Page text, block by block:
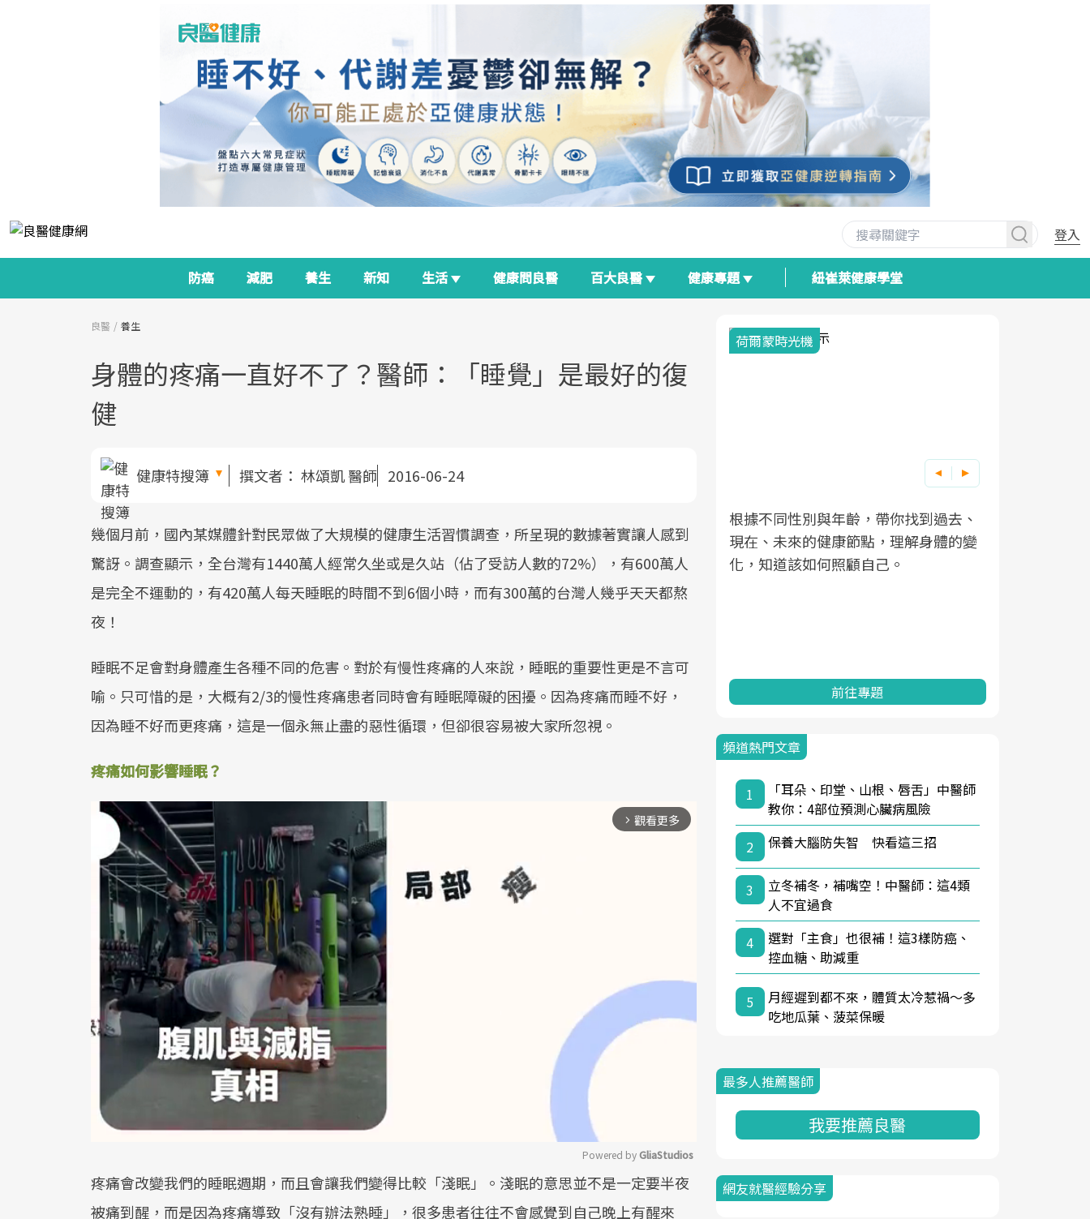
登入
防癌 減肥 養生 新知 生活 健康問良醫 百大良醫 健康專題 紐崔萊健康學堂
良醫 養生
身體的疼痛一直好不了？醫師：「睡覺」是最好的復
健
健康特搜簿 撰文者： 林頌凱 醫師 2016-06-24
幾個月前，國內某媒體針對民眾做了大規模的健康生活習慣調查，所呈現的數據著實讓人感到
驚訝。調查顯示，全台灣有1440萬人經常久坐或是久站（佔了受訪人數的72%），有600萬人
是完全不運動的，有420萬人每天睡眠的時間不到6個小時，而有300萬的台灣人幾乎天天都熬
夜！
睡眠不足會對身體產生各種不同的危害。對於有慢性疼痛的人來說，睡眠的重要性更是不言可
喻。只可惜的是，大概有2/3的慢性疼痛患者同時會有睡眠障礙的困擾。因為疼痛而睡不好，
因為睡不好而更疼痛，這是一個永無止盡的惡性循環，但卻很容易被大家所忽視。
疼痛如何影響睡眠？
arrow_forward_ios 觀看更多
Mute
Powered by GliaStudios
疼痛會改變我們的睡眠週期，而且會讓我們變得比較「淺眠」。淺眠的意思並不是一定要半夜
被痛到醒，而是因為疼痛導致「沒有辦法熟睡」，很多患者往往不會感覺到自己晚上有醒來
邁向「健康照護」的新時代。隨著國家
政策如「健康台灣推動委員會」與「長
照3.0」的推進，「預防醫學」已成全民
前往專題
健康新生活」，從講座、體驗到運動，
全面啟動你的健康革命！
前往專題
發，透過醫學觀點與日常感受的對話，
建立對亞健康的認知，進而引導實際的
改善行動。
前往專題
荷爾蒙時光機
根據不同性別與年齡，帶你找到過去、
現在、未來的健康節點，理解身體的變
化，知道該如何照顧自己。
前往專題
頻道熱門文章
1
「耳朵、印堂、山根、唇舌」中醫師
教你：4部位預測心臟病風險
2
保養大腦防失智 快看這三招
3
立冬補冬，補嘴空！中醫師：這4類
人不宜過食
4
選對「主食」也很補！這3樣防癌、
控血糖、助減重
5
月經遲到都不來，體質太冷惹禍〜多
吃地瓜葉、菠菜保暖
最多人推薦醫師
我要推薦良醫
網友就醫經驗分享